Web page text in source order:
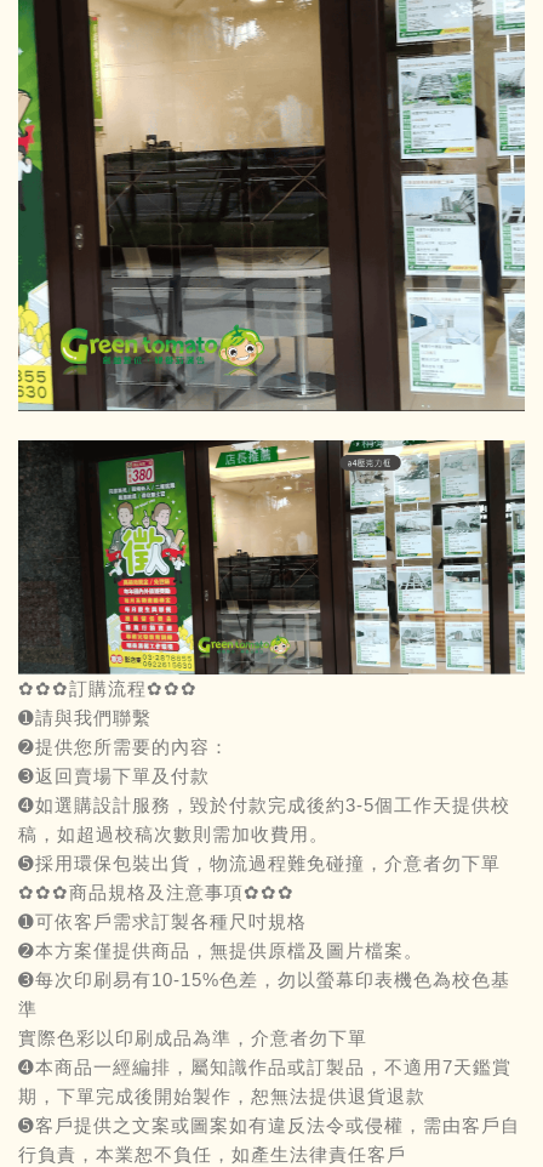
✿✿✿訂購流程✿✿✿
➊請與我們聯繫
➋提供您所需要的內容：
➌返回賣場下單及付款
➍如選購設計服務，毀於付款完成後約3-5個工作天提供校
稿，如超過校稿次數則需加收費用。
➎採用環保包裝出貨，物流過程難免碰撞，介意者勿下單
✿✿✿商品規格及注意事項✿✿✿
➊可依客戶需求訂製各種尺吋規格
➋本方案僅提供商品，無提供原檔及圖片檔案。
➌每次印刷易有10-15%色差，勿以螢幕印表機色為校色基
準
實際色彩以印刷成品為準，介意者勿下單
➍本商品一經編排，屬知識作品或訂製品，不適用7天鑑賞
期，下單完成後開始製作，恕無法提供退貨退款
➎客戶提供之文案或圖案如有違反法令或侵權，需由客戶自
行負責，本業恕不負任，如產生法律責任客戶